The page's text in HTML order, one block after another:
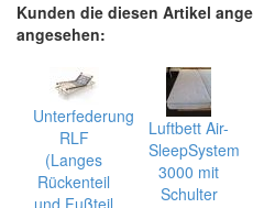
Kunden die diesen Artikel
angesehen:
Unterfederung
RLF
(Langes
Rückenteil
Luftbett Air-
SleepSystem
3000 mit
Schulter